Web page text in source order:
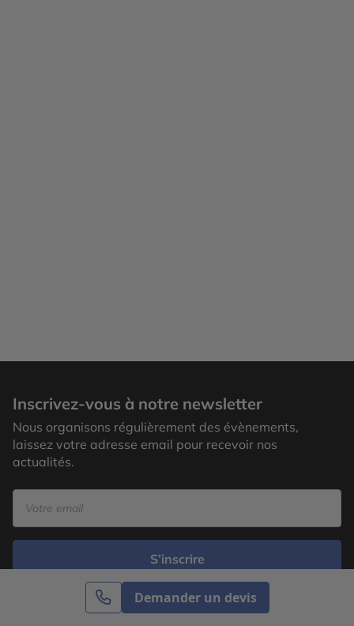
Demander un devis
Inscrivez-vous à notre newsletter
Nous organisons régulièrement des évènements,
laissez votre adresse email pour recevoir nos
actualités.
S’inscrire